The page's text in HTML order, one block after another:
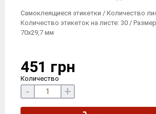
Самоклеящиеся этикетки / Количество
Количество этикеток на листе: 30 /
70х29,7 мм
451 грн
Количество
- +